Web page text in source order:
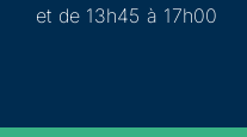
et de 13h45 à 17h00